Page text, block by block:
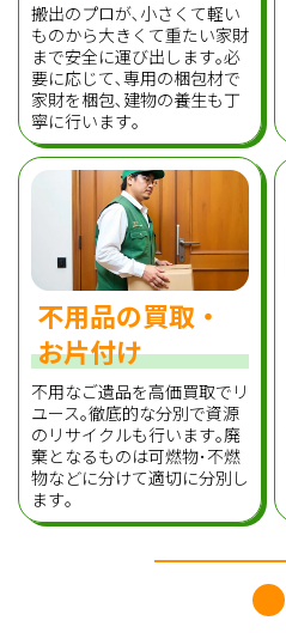
搬出のプロが､小さくて軽い
ものから大きくて重たい家財
まで安全に運び出します｡必
要に応じて､専用の梱包材で
家財を梱包､建物の養生も丁
寧に行います｡
不用品の買取・
お片付け
不用なご遺品を高価買取でリ
ユース｡徹底的な分別で資源
のリサイクルも行います｡廃
棄となるものは可燃物･不燃
物などに分けて適切に分別し
ます｡